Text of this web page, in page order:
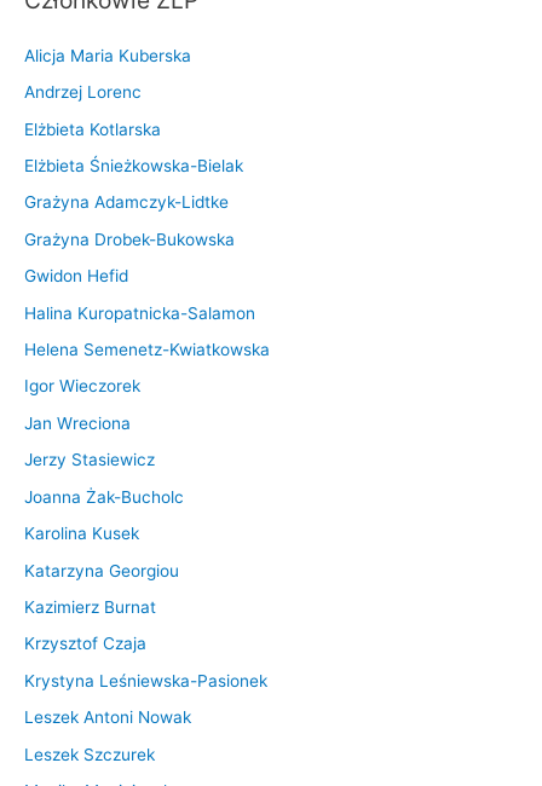
W
i
ł
a
w
a
e
m
a
k
o
-
Z
l
i
ń
s
Alicja Maria Kuberska
Andrzej Lorenc
Elżbieta Kotlarska
Elżbieta Śnieżkowska-Bielak
Grażyna Adamczyk-Lidtke
Grażyna Drobek-Bukowska
Gwidon Hefid
Halina Kuropatnicka-Salamon
Helena Semenetz-Kwiatkowska
Igor Wieczorek
Jan Wreciona
Jerzy Stasiewicz
Joanna Żak-Bucholc
Karolina Kusek
Katarzyna Georgiou
Kazimierz Burnat
Krzysztof Czaja
Krystyna Leśniewska-Pasionek
Leszek Antoni Nowak
Leszek Szczurek